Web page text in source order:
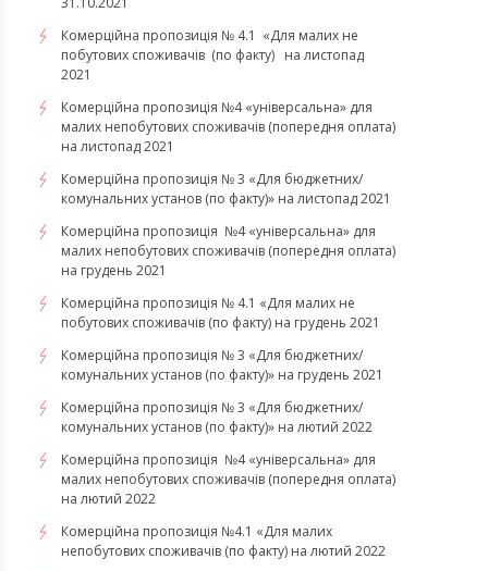
​​​​​​​Комерційна пропозиція № 4.1 «Для малих не
побутових споживачів (по факту) на листопад
2021
Комерційна пропозиція №4 «універсальна» для
малих непобутових споживачів (попередня оплата)
на листопад 2021
Комерційна пропозиція № 3 «Для бюджетних/
комунальних установ (по факту)» на листопад 2021
Комерційна пропозиція №4 «універсальна» для
малих непобутових споживачів (попередня оплата)
на грудень 2021
Комерційна пропозиція № 4.1 «Для малих не
побутових споживачів (по факту) на грудень 2021
Комерційна пропозиція № 3 «Для бюджетних/
комунальних установ (по факту)» на грудень 2021
​​​​​​Комерційна пропозиція № 3 «Для бюджетних/
комунальних установ (по факту)» на лютий 2022
Комерційна пропозиція №4 «універсальна» для
малих непобутових споживачів (попередня оплата)
на лютий 2022
​​​​​​​Комерційна пропозиція №4.1 «Для малих
непобутових споживачів (по факту) на лютий 2022